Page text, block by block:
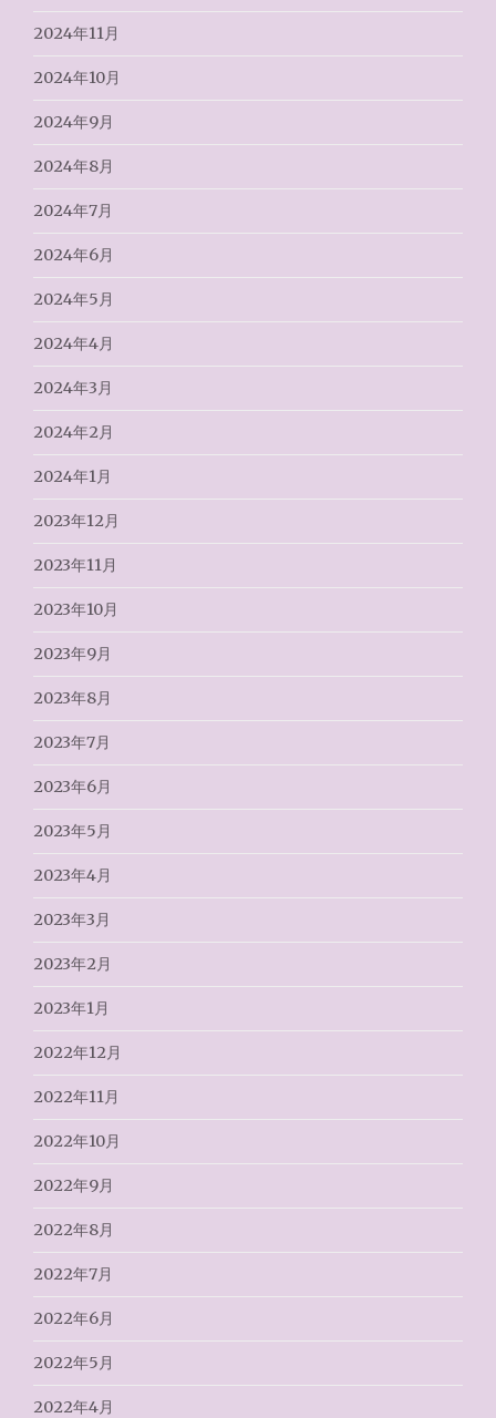
2024年11月
2024年10月
2024年9月
2024年8月
2024年7月
2024年6月
2024年5月
2024年4月
2024年3月
2024年2月
2024年1月
2023年12月
2023年11月
2023年10月
2023年9月
2023年8月
2023年7月
2023年6月
2023年5月
2023年4月
2023年3月
2023年2月
2023年1月
2022年12月
2022年11月
2022年10月
2022年9月
2022年8月
2022年7月
2022年6月
2022年5月
2022年4月